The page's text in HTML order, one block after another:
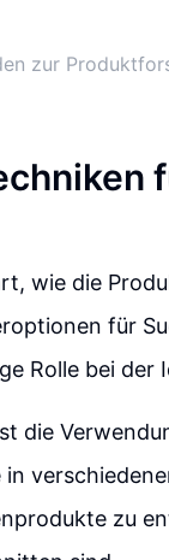
zur
wie die
für
Rolle bei
die
zu